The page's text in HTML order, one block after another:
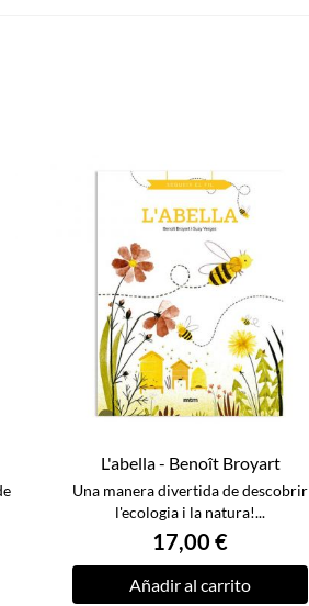
L'abella - Benoît Broyart
Una manera divertida de descobrir
l'ecologia i la natura!...
17,00 €
Añadir al carrito